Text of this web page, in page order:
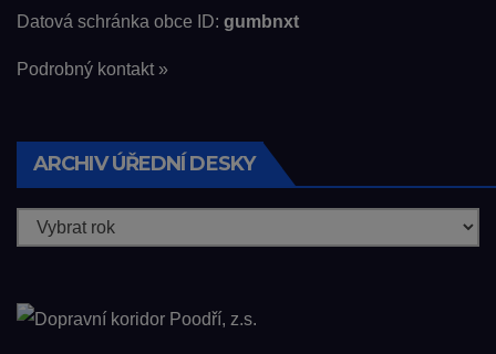
Datová schránka obce ID: gumbnxt
Podrobný kontakt »
ARCHIV ÚŘEDNÍ DESKY